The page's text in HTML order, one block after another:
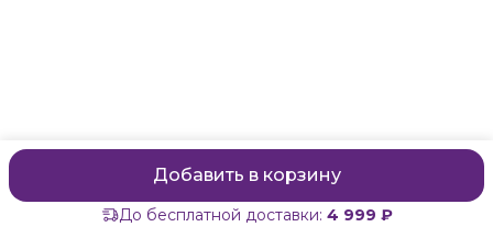
Добавить в корзину
До бесплатной доставки: 4 999 ₽